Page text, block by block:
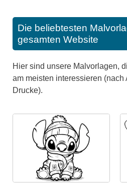
Die beliebtesten
gesamten Website
Hier sind unsere Malvorlagen,
am meisten interessieren (nach
Drucke).